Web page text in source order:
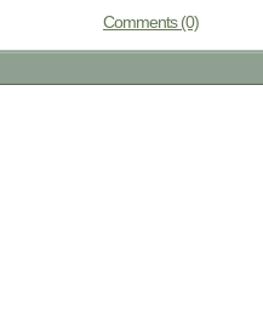
Comments (0)